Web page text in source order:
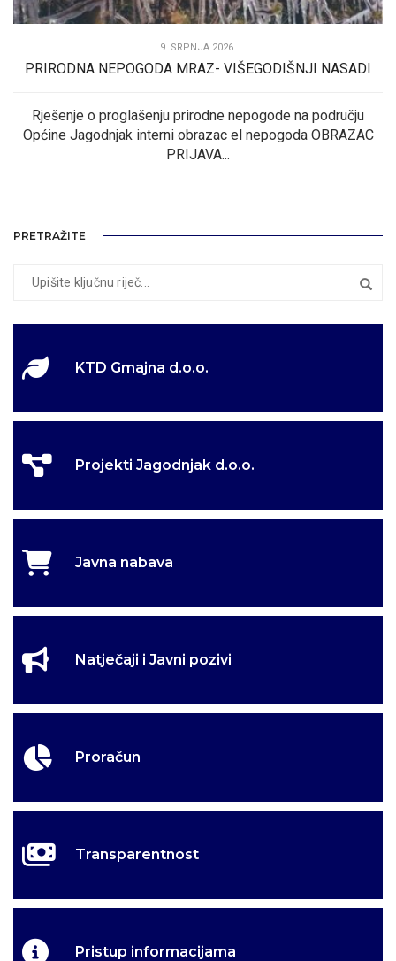
9. SRPNJA 2026.
PRIRODNA NEPOGODA MRAZ- VIŠEGODIŠNJI NASADI
Rješenje o proglašenju prirodne nepogode na području
Općine Jagodnjak interni obrazac el nepogoda OBRAZAC
PRIJAVA...
PRETRAŽITE
KTD Gmajna d.o.o.
Projekti Jagodnjak d.o.o.
Javna nabava
Natječaji i Javni pozivi
Proračun
Transparentnost
Pristup informacijama